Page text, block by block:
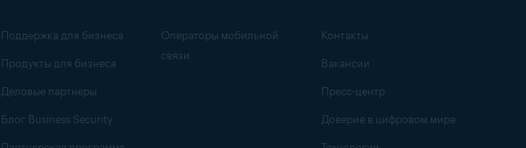
Поддержка для бизнеса
Продукты для бизнеса
Деловые партнеры
Блог Business Security
Операторы мобильной
связи
Контакты
Вакансии
Пресс-центр
Доверие в цифровом мире